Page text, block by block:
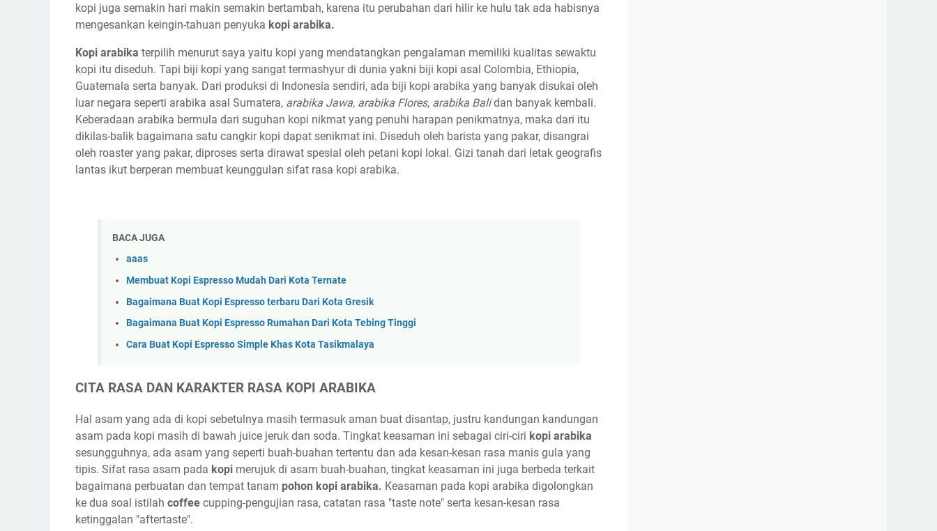
kopi juga semakin hari makin semakin bertambah, karena itu perubahan dari hilir ke hulu tak ada habisnya
mengesankan keingin-tahuan penyuka kopi arabika.
Kopi arabika terpilih menurut saya yaitu kopi yang mendatangkan pengalaman memiliki kualitas sewaktu
kopi itu diseduh. Tapi biji kopi yang sangat termashyur di dunia yakni biji kopi asal Colombia, Ethiopia,
Guatemala serta banyak. Dari produksi di Indonesia sendiri, ada biji kopi arabika yang banyak disukai oleh
luar negara seperti arabika asal Sumatera, arabika Jawa, arabika Flores, arabika Balidan banyak kembali.
Keberadaan arabika bermula dari suguhan kopi nikmat yang penuhi harapan penikmatnya, maka dari itu
dikilas-balik bagaimana satu cangkir kopi dapat senikmat ini. Diseduh oleh barista yang pakar, disangrai
oleh roaster yang pakar, diproses serta dirawat spesial oleh petani kopi lokal. Gizi tanah dari letak geografis
lantas ikut berperan membuat keunggulan sifat rasa kopi arabika.
BACA JUGA
aaas
Membuat Kopi Espresso Mudah Dari Kota Ternate
Bagaimana Buat Kopi Espresso terbaru Dari Kota Gresik
Bagaimana Buat Kopi Espresso Rumahan Dari Kota Tebing Tinggi
Cara Buat Kopi Espresso Simple Khas Kota Tasikmalaya
CITA RASA DAN KARAKTER RASA KOPI ARABIKA
Hal asam yang ada di kopi sebetulnya masih termasuk aman buat disantap, justru kandungan kandungan
asam pada kopi masih di bawah juice jeruk dan soda. Tingkat keasaman ini sebagai ciri-ciri kopi arabika
sesungguhnya, ada asam yang seperti buah-buahan tertentu dan ada kesan-kesan rasa manis gula yang
tipis. Sifat rasa asam pada kopi merujuk di asam buah-buahan, tingkat keasaman ini juga berbeda terkait
bagaimana perbuatan dan tempat tanam pohon kopi arabika. Keasaman pada kopi arabika digolongkan
ke dua soal istilah coffee cupping-pengujian rasa, catatan rasa "taste note" serta kesan-kesan rasa
ketinggalan "aftertaste".